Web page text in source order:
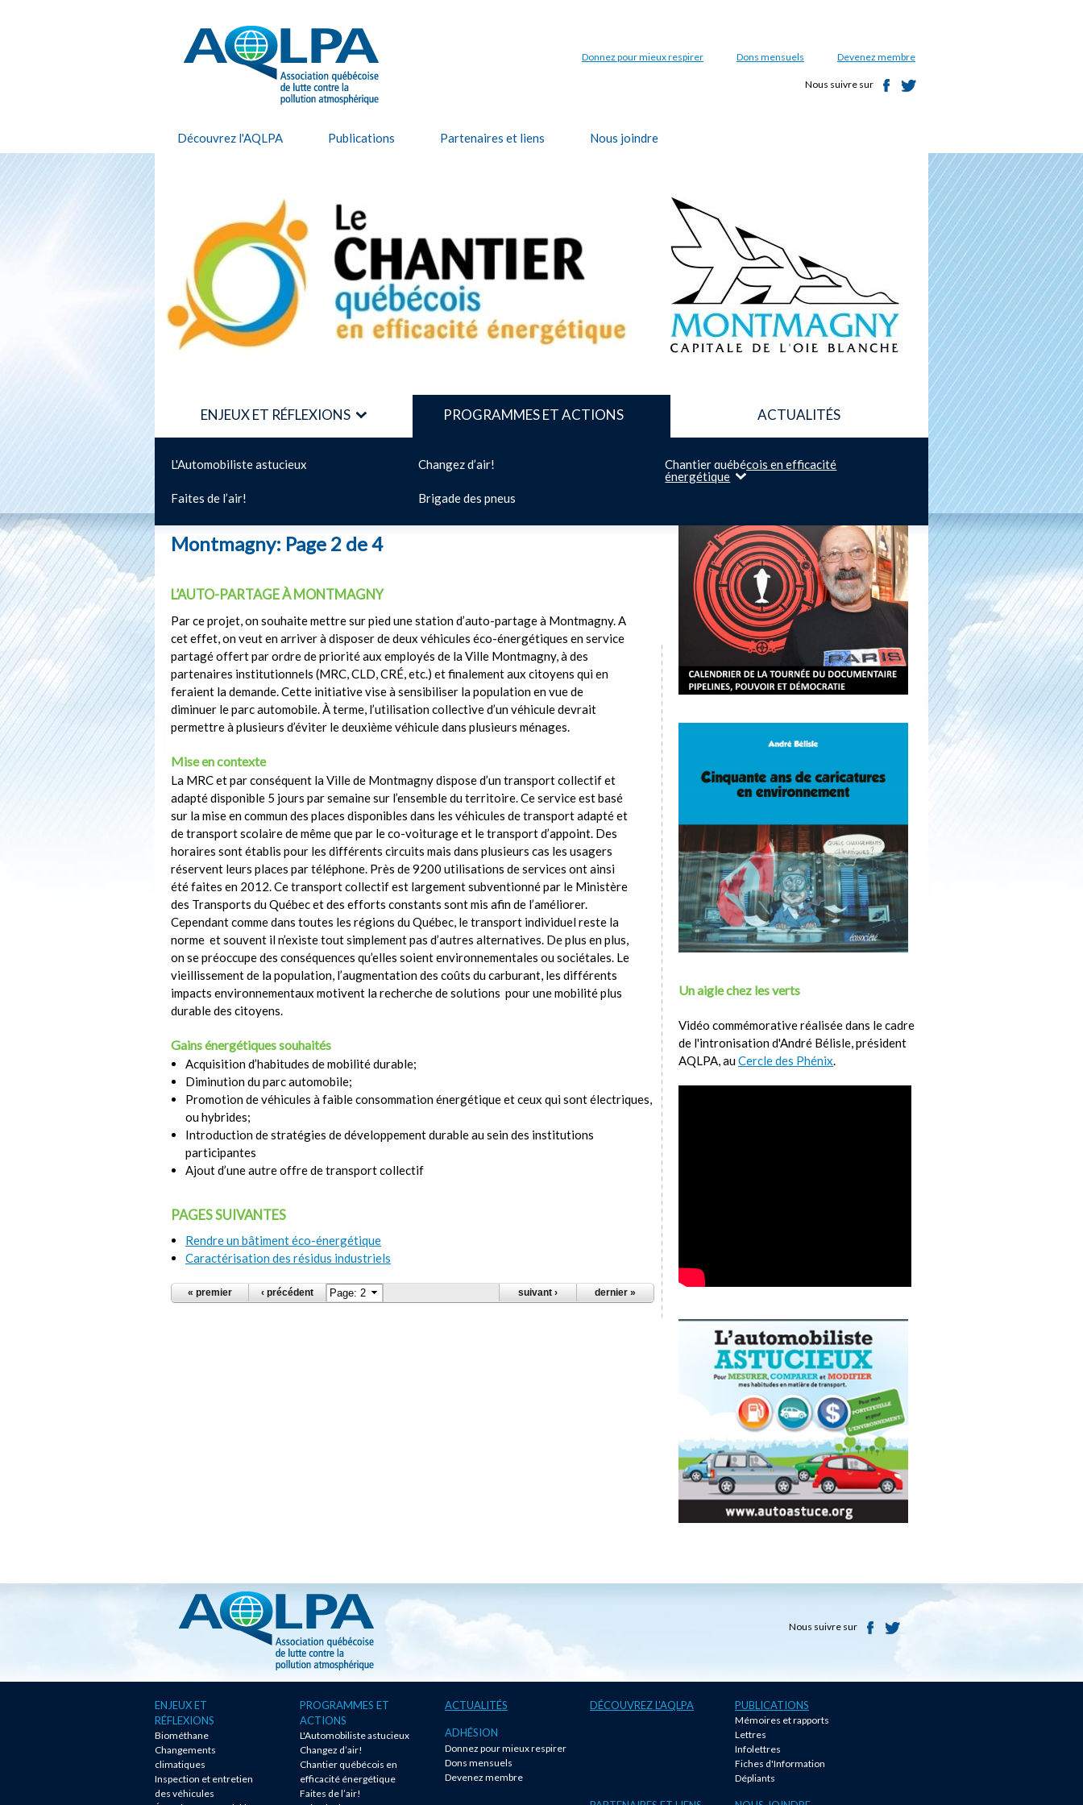
AQLPA Donnez pour mieux respirer Dons mensuels Devenez membre
Nous suivre sur
Découvrez l'AQLPA Publications Partenaires et liens Nous joindre
ENJEUX ET RÉFLEXIONS PROGRAMMES ET ACTIONS
L'Automobiliste astucieux Changez d’air!
Chantier québécois en efficacité
énergétique
Faites de l’air!
Brigade des pneus
ACTUALITÉS
Montmagny: Page 2 de 4
L’AUTO-PARTAGE À MONTMAGNY
Par ce projet, on souhaite mettre sur pied une station d’auto-partage à Montmagny. A
cet effet, on veut en arriver à disposer de deux véhicules éco-énergétiques en service
partagé offert par ordre de priorité aux employés de la Ville Montmagny, à des
partenaires institutionnels (MRC, CLD, CRÉ, etc.) et finalement aux citoyens qui en
feraient la demande. Cette initiative vise à sensibiliser la population en vue de
diminuer le parc automobile. À terme, l’utilisation collective d’un véhicule devrait
permettre à plusieurs d’éviter le deuxième véhicule dans plusieurs ménages.
Mise en contexte
La MRC et par conséquent la Ville de Montmagny dispose d’un transport collectif et
adapté disponible 5 jours par semaine sur l’ensemble du territoire. Ce service est basé
sur la mise en commun des places disponibles dans les véhicules de transport adapté et
de transport scolaire de même que par le co-voiturage et le transport d’appoint. Des
horaires sont établis pour les différents circuits mais dans plusieurs cas les usagers
réservent leurs places par téléphone. Près de 9200 utilisations de services ont ainsi
été faites en 2012. Ce transport collectif est largement subventionné par le Ministère
des Transports du Québec et des efforts constants sont mis afin de l’améliorer.
Cependant comme dans toutes les régions du Québec, le transport individuel reste la
norme et souvent il n’existe tout simplement pas d’autres alternatives. De plus en plus,
on se préoccupe des conséquences qu’elles soient environnementales ou sociétales. Le
vieillissement de la population, l’augmentation des coûts du carburant, les différents
impacts environnementaux motivent la recherche de solutions pour une mobilité plus
durable des citoyens.
Gains énergétiques souhaités
Acquisition d’habitudes de mobilité durable;
Diminution du parc automobile;
Promotion de véhicules à faible consommation énergétique et ceux qui sont électriques,
ou hybrides;
Introduction de stratégies de développement durable au sein des institutions
participantes
Ajout d’une autre offre de transport collectif
PAGES SUIVANTES
Rendre un bâtiment éco-énergétique
Caractérisation des résidus industriels
PAGES
« premier ‹ précédent suivant › dernier »
Un aigle chez les verts
Vidéo commémorative réalisée dans le cadre
de l'intronisation d'André Bélisle, président
AQLPA, auCercle des Phénix.
Nous suivre sur
ENJEUX ET
RÉFLEXIONS
Biométhane
Changements
climatiques
Inspection et entretien
des véhicules
PROGRAMMES ET
ACTIONS
L'Automobiliste astucieux
Changez d’air!
Chantier québécois en
efficacité énergétique
Faites de l’air!
ACTUALITÉS
ADHÉSION
Donnez pour mieux respirer
Dons mensuels
Devenez membre
DÉCOUVREZ L'AQLPA PUBLICATIONS
Mémoires et rapports
Lettres
Infolettres
Fiches d'Information
Dépliants